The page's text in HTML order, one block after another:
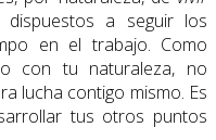
dispuestos a seguir los
en el trabajo. Como
con tu naturaleza, no
lucha contigo mismo. Es
tus otros puntos